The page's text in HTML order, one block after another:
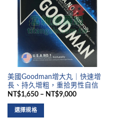
美國Goodman增大丸｜快速增
長、持久增粗，重拾男性自信
NT$1,650 – NT$9,000
選擇規格